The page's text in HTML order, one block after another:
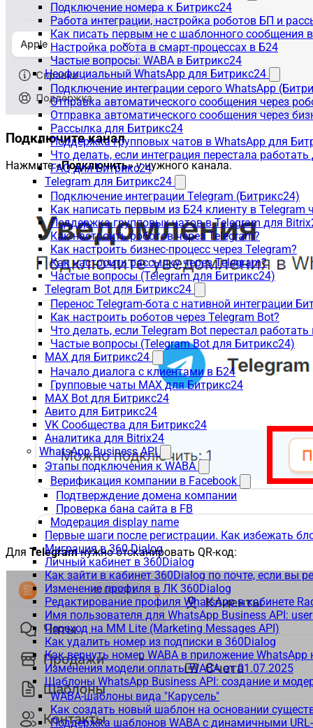
Подключение номера к Битрикс24
Работа интеграции, настройка роботов БП и
Как писать первым не с шаблонного сообщения
Настройка робота в смарт-процессах в Б24
Частые вопросы: WABA в Битрикс24
Неофициальный WhatsApp для Битрикс24
Подключение интеграции серого WhatsApp
Отправка автоматического сообщения через
Отправка автоматического сообщения через
Рассылка для Битрикс24
Поддержка групповых чатов в WhatsApp для
Что делать, если интеграция перестала
FAQ для Битрикс24
Telegram для Битрикс24
Подключение интеграции Telegram (Битрикс24)
Как написать первым из Б24 клиенту в Telegram
Поддержка групповых чатов в Telegram для
Как настроить роботов через Telegram?
Как настроить бизнес-процесс через Telegram?
Как настроить рассылку через Telegram?
Частые вопросы (Telegram для Битрикс24)
Telegram Bot для Битрикс24
Перенос Telegram-бота с нативной интеграции
Как настроить роботов через Telegram Bot?
Что делать, если Telegram Bot перестал
Частые вопросы (Telegram Bot для Битрикс24)
MAX для Битрикс24
Начало диалога с клиентами в Б24
Групповые чаты MAX для Битрикс24
MAX Bot для Битрикс24
Авито для Битрикс24
VK Сообщества для Битрикс24
Аналитика для Bitrix24
WhatsApp Business API
Этапы подключения к WABA
Верификация компании в Facebook
Подтверждение домена компании
Проверка бана сайта в FB
Модерация display name
Первые шаги после регистрации. Как избежать
Миграция в 360 Dialog
Личный кабинет в 360Dialog
Как зайти в кабинет 360Dialog по почте, если вы
Изменение профиля в ЛК 360Dialog
Редактирование профиля WhatsApp в кабинете
Имя пользователя для WhatsApp Business API:
Переход на MM Lite (Marketing Messages API)
Как удалить номер из подписки в 360Dialog
Как вернуть номер WABA в приложение WhatsApp
Изменения модели оплаты WABA от 01.07.2025
Шаблоны WhatsApp Business API: создание и
WABA-шаблоны вида "Карусель"
Как создать новый шаблон на основании
Поддержка шаблонов WABA с динамичными
Подключите канал
Нажмите«Подключить»у нужного канала.
Для Telegramнужно отсканировать QR-код: